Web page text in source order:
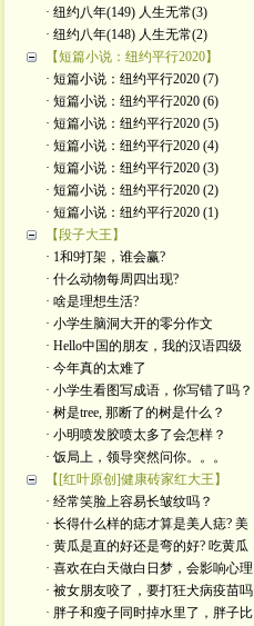
· 纽约八年(149) 人生无常(3)
· 纽约八年(148) 人生无常(2)
【短篇小说：纽约平行2020】
· 短篇小说：纽约平行2020 (7)
· 短篇小说：纽约平行2020 (6)
· 短篇小说：纽约平行2020 (5)
· 短篇小说：纽约平行2020 (4)
· 短篇小说：纽约平行2020 (3)
· 短篇小说：纽约平行2020 (2)
· 短篇小说：纽约平行2020 (1)
【段子大王】
· 1和9打架，谁会赢?
· 什么动物每周四出现?
· 啥是理想生活?
· 小学生脑洞大开的零分作文
· Hello中国的朋友，我的汉语四级
· 今年真的太难了
· 小学生看图写成语，你写错了吗？
· 树是tree, 那断了的树是什么？
· 小明喷发胶喷太多了会怎样？
· 饭局上，领导突然问你。。。
【[红叶原创]健康砖家红大王】
· 经常笑脸上容易长皱纹吗？
· 长得什么样的痣才算是美人痣? 美
· 黄瓜是直的好还是弯的好? 吃黄瓜
· 喜欢在白天做白日梦，会影响心理
· 被女朋友咬了，要打狂犬病疫苗吗
· 胖子和瘦子同时掉水里了，胖子比